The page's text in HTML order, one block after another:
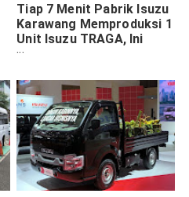
Tiap 7 Menit Pabrik Isuzu
Karawang Memproduksi 1
Unit Isuzu TRAGA, Ini
Rahasianya